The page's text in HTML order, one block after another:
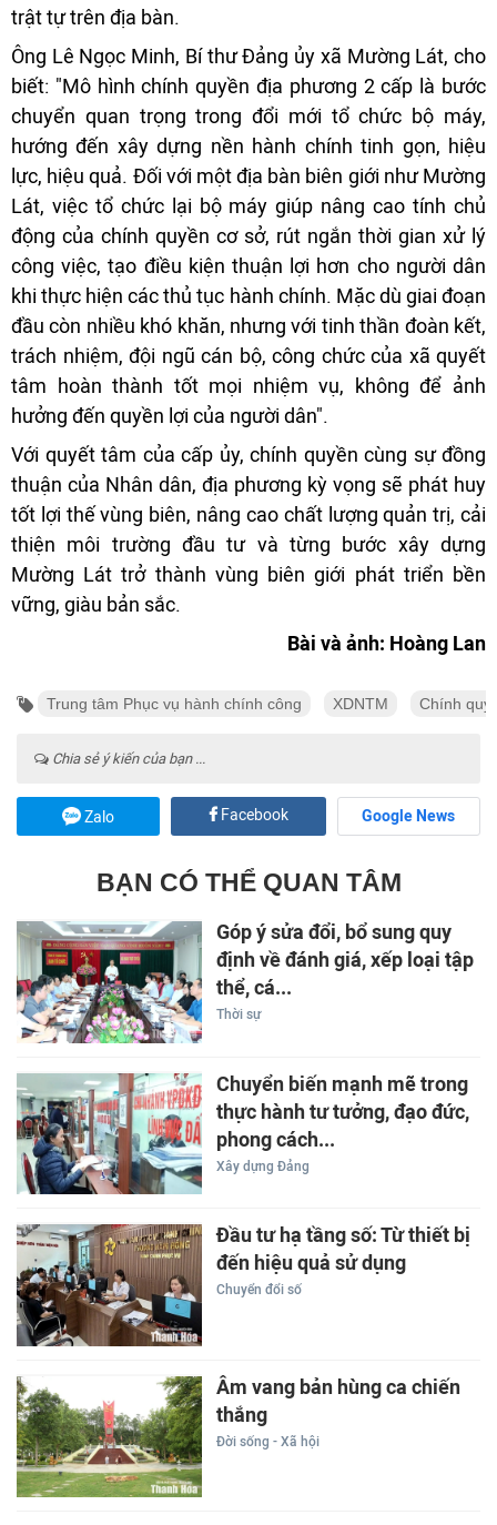
trật tự trên địa bàn.
Ông Lê Ngọc Minh, Bí thư Đảng ủy xã Mường Lát, cho
biết: "Mô hình chính quyền địa phương 2 cấp là bước
chuyển quan trọng trong đổi mới tổ chức bộ máy,
hướng đến xây dựng nền hành chính tinh gọn, hiệu
lực, hiệu quả. Đối với một địa bàn biên giới như Mường
Lát, việc tổ chức lại bộ máy giúp nâng cao tính chủ
động của chính quyền cơ sở, rút ngắn thời gian xử lý
công việc, tạo điều kiện thuận lợi hơn cho người dân
khi thực hiện các thủ tục hành chính. Mặc dù giai đoạn
đầu còn nhiều khó khăn, nhưng với tinh thần đoàn kết,
trách nhiệm, đội ngũ cán bộ, công chức của xã quyết
tâm hoàn thành tốt mọi nhiệm vụ, không để ảnh
hưởng đến quyền lợi của người dân".
Với quyết tâm của cấp ủy, chính quyền cùng sự đồng
thuận của Nhân dân, địa phương kỳ vọng sẽ phát huy
tốt lợi thế vùng biên, nâng cao chất lượng quản trị, cải
thiện môi trường đầu tư và từng bước xây dựng
Mường Lát trở thành vùng biên giới phát triển bền
vững, giàu bản sắc.
Bài và ảnh: Hoàng Lan
Trung tâm Phục vụ hành chính công XDNTM Chính
Chia sẻ ý kiến của bạn ...
Zalo Facebook Google News
BẠN CÓ THỂ QUAN TÂM
Góp ý sửa đổi, bổ sung quy
định về đánh giá, xếp loại tập
thể, cá...
Thời sự
Chuyển biến mạnh mẽ trong
thực hành tư tưởng, đạo đức,
phong cách...
Xây dựng Đảng
Đầu tư hạ tầng số: Từ thiết bị
đến hiệu quả sử dụng
Chuyển đổi số
Âm vang bản hùng ca chiến
thắng
Đời sống - Xã hội